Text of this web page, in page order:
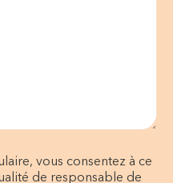
vous consentez à ce
de responsable de